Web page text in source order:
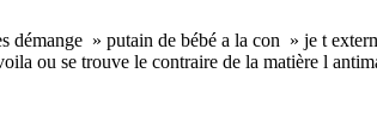
démange » putain de bébé a la con » je t
ou se trouve le contraire de la matière l